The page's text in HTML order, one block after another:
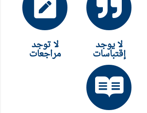
لا يوجد
إقتباسات
لا توجد
مراجعات